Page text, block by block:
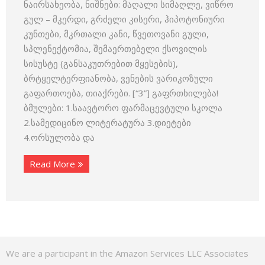
ნაირსახეობა, ნიშნები: მაღალი სიმაღლე, ვიწრო
გულ – მკერდი, გრძელი კისერი, ჰიპოტონიური
კუნთები, მკრთალი კანი, წვეთოვანი გული,
სპლენექტომია, შემაერთებელი ქსოვილის
სისუსტე (განსაკუთრებით მყესების),
ბრტყელტერფიანობა, ვენების ვარიკოზული
გაფართოება, თიაქრები. [“3”] გაფრთხილება!
ბმულები: 1.საავტორო ფარმაცევტული სკოლა
2.სამედიცინო ლიტერატურა 3.დიეტები
4.ორსულობა და
Read More
We are a participant in the Amazon Services LLC Associates